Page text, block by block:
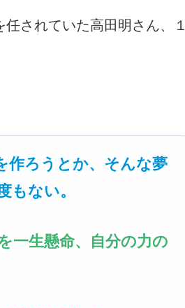
されていた高田明さん、１
作ろうとか、そんな夢
もない。
一生懸命、自分の力の